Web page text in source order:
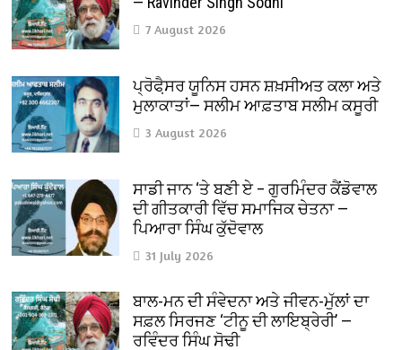
7 August 2026
ਪ੍ਰੋਫੈ਼ਸਰ ਯੂਨਿਸ ਹਸਨ ਸ਼ਖ਼ਸੀਅਤ ਕਲਾ ਅਤੇ
ਮੁਲਾਕਾਤਾਂ— ਸਲੀਮ ਆਫ਼ਤਾਬ ਸਲੀਮ ਕਸੂਰੀ
3 August 2026
ਸਾਡੀ ਜਾਨ ‘ਤੇ ਬਣੀ ਏ – ਗੁਰਮਿੰਦਰ ਕੈਂਡੋਵਾਲ
ਦੀ ਗੀਤਕਾਰੀ ਵਿੱਚ ਸਮਾਜਿਕ ਚੇਤਨਾ —
ਪਿਆਰਾ ਸਿੰਘ ਕੁੱਦੋਵਾਲ
31 July 2026
ਬਾਲ-ਮਨ ਦੀ ਸੰਵੇਦਨਾ ਅਤੇ ਜੀਵਨ-ਮੁੱਲਾਂ ਦਾ
ਸਫ਼ਲ ਸਿਰਜਣ ‘ਟੀਨੂ ਦੀ ਲਾਇਬ੍ਰੇਰੀ’ —
ਰਵਿੰਦਰ ਸਿੰਘ ਸੋਢੀ